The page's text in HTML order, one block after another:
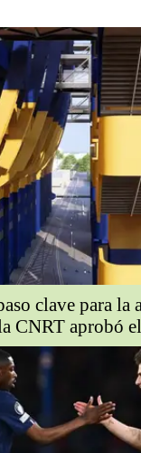
clave para la
CNRT aprobó